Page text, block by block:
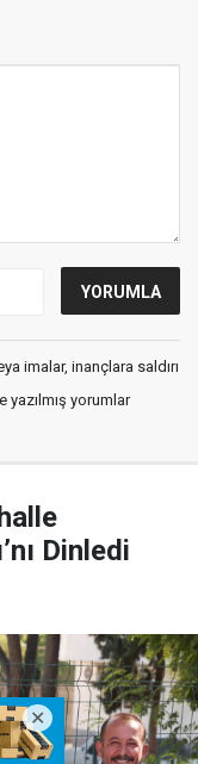
imalar, inançlara saldırı
yazılmış yorumlar
Dinledi